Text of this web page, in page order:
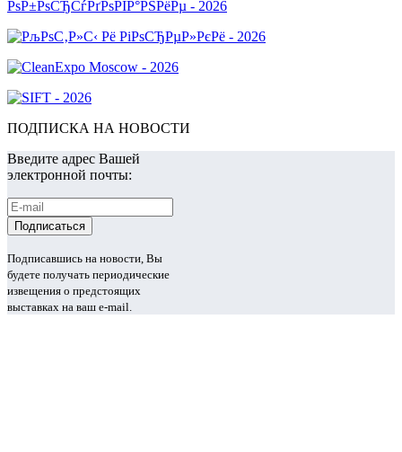
ПОДПИСКА НА НОВОСТИ
Введите адрес Вашей
электронной почты:
Подписавшись на новости, Вы
будете получать периодические
извещения о предстоящих
выставках на ваш e-mail.